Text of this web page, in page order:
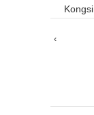
Kongsi
‹